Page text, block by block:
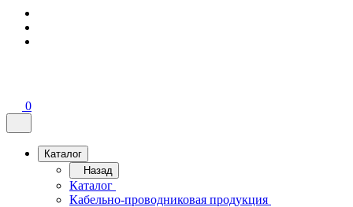
0
Каталог
Назад
Каталог
Кабельно-проводниковая продукция